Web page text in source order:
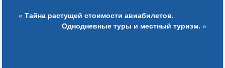
«Тайна растущей стоимости авиабилетов.
Однодневные туры и местный туризм. »